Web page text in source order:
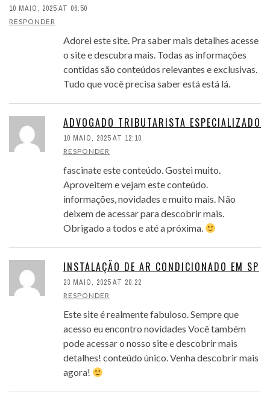
10 MAIO, 2025 AT 06:50
RESPONDER
Adorei este site. Pra saber mais detalhes acesse
o site e descubra mais. Todas as informações
contidas são conteúdos relevantes e exclusivas.
Tudo que você precisa saber está está lá.
ADVOGADO TRIBUTARISTA ESPECIALIZADO
10 MAIO, 2025 AT 12:10
RESPONDER
fascinate este conteúdo. Gostei muito.
Aproveitem e vejam este conteúdo.
informações, novidades e muito mais. Não
deixem de acessar para descobrir mais.
Obrigado a todos e até a próxima.
INSTALAÇÃO DE AR CONDICIONADO EM SP
23 MAIO, 2025 AT 20:22
RESPONDER
Este site é realmente fabuloso. Sempre que
acesso eu encontro novidades Você também
pode acessar o nosso site e descobrir mais
detalhes! conteúdo único. Venha descobrir mais
agora!